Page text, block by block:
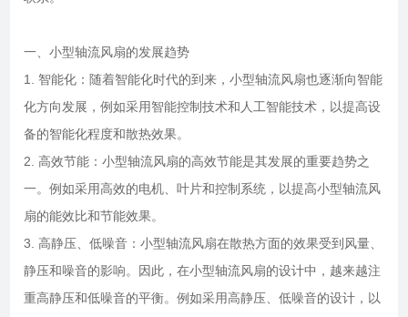
一、小型轴流风扇的发展趋势
1. 智能化：随着智能化时代的到来，小型轴流风扇也逐渐向智能
化方向发展，例如采用智能控制技术和人工智能技术，以提高设
备的智能化程度和散热效果。
2. 高效节能：小型轴流风扇的高效节能是其发展的重要趋势之
一。例如采用高效的电机、叶片和控制系统，以提高小型轴流风
扇的能效比和节能效果。
3. 高静压、低噪音：小型轴流风扇在散热方面的效果受到风量、
静压和噪音的影响。因此，在小型轴流风扇的设计中，越来越注
重高静压和低噪音的平衡。例如采用高静压、低噪音的设计，以